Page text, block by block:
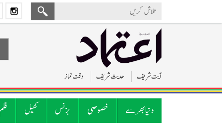
آیت شریف حدیث شریف وقت نماز
دنیا بھر سے خصوصی بزنس کھیل